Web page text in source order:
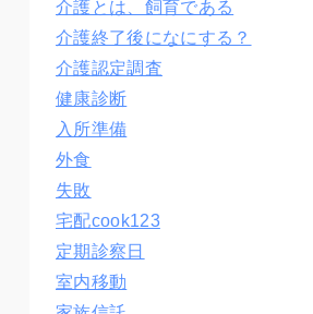
介護とは、飼育である
介護終了後になにする？
介護認定調査
健康診断
入所準備
外食
失敗
宅配cook123
定期診察日
室内移動